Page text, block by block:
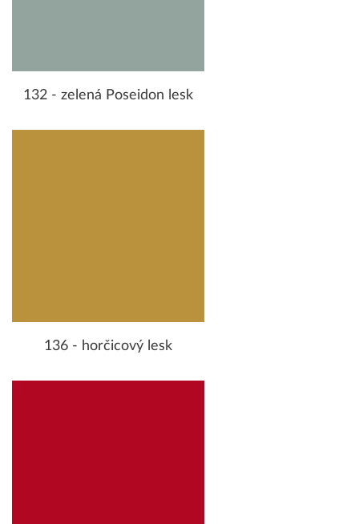
132 - zelená Poseidon lesk
136 - horčicový lesk